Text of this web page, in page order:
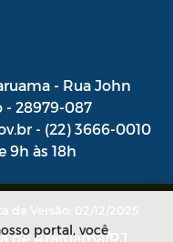
COVID-19
- Rua John
- 28979-087
- (22) 3666-0010
9h às 18h
da Versão: 02/12/2025
de Araruama/RJ.
portal, você